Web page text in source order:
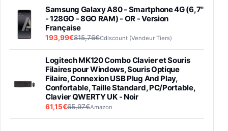
Samsung Galaxy A80 - Smartphone 4G (6,7''
- 128GO - 8GO RAM) - OR - Version
Française
193,99€815,76€Cdiscount (Vendeur Tiers)
Logitech MK120 Combo Clavier et Souris
Filaires pour Windows, Souris Optique
Filaire, Connexion USB Plug And Play,
Confortable, Taille Standard, PC/Portable,
Clavier QWERTY UK - Noir
61,15€65,97€Amazon